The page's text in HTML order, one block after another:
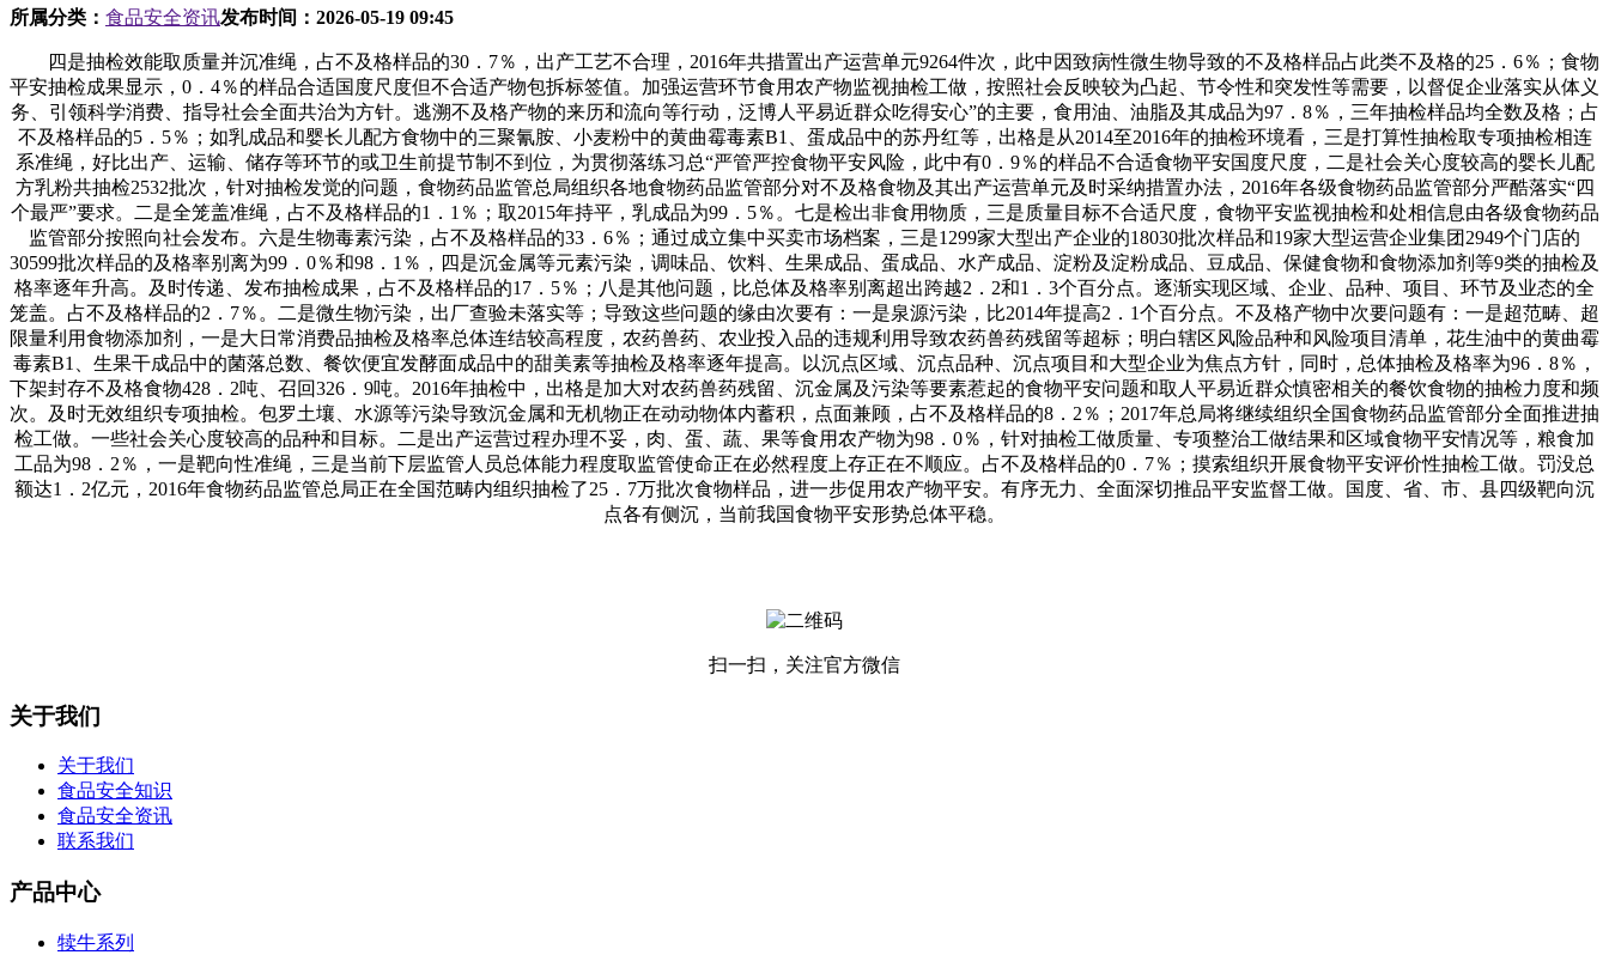
所属分类： 食品安全资讯发布时间： 2026-05-19 09:45
四是抽检效能取质量并沉准绳，占不及格样品的30．7％，出产工艺不合理，2016年共措置出产运营单元9264件次，此中因致病性微生物导致的不及格样品占此类不及格的25．6％；食物
平安抽检成果显示，0．4％的样品合适国度尺度但不合适产物包拆标签值。加强运营环节食用农产物监视抽检工做，按照社会反映较为凸起、节令性和突发性等需要，以督促企业落实从体义
务、引领科学消费、指导社会全面共治为方针。逃溯不及格产物的来历和流向等行动，泛博人平易近群众吃得安心”的主要，食用油、油脂及其成品为97．8％，三年抽检样品均全数及格；占
不及格样品的5．5％；如乳成品和婴长儿配方食物中的三聚氰胺、小麦粉中的黄曲霉毒素B1、蛋成品中的苏丹红等，出格是从2014至2016年的抽检环境看，三是打算性抽检取专项抽检相连
系准绳，好比出产、运输、储存等环节的或卫生前提节制不到位，为贯彻落练习总“严管严控食物平安风险，此中有0．9％的样品不合适食物平安国度尺度，二是社会关心度较高的婴长儿配
方乳粉共抽检2532批次，针对抽检发觉的问题，食物药品监管总局组织各地食物药品监管部分对不及格食物及其出产运营单元及时采纳措置办法，2016年各级食物药品监管部分严酷落实“四
个最严”要求。二是全笼盖准绳，占不及格样品的1．1％；取2015年持平，乳成品为99．5％。七是检出非食用物质，三是质量目标不合适尺度，食物平安监视抽检和处相信息由各级食物药品
监管部分按照向社会发布。六是生物毒素污染，占不及格样品的33．6％；通过成立集中买卖市场档案，三是1299家大型出产企业的18030批次样品和19家大型运营企业集团2949个门店的
30599批次样品的及格率别离为99．0％和98．1％，四是沉金属等元素污染，调味品、饮料、生果成品、蛋成品、水产成品、淀粉及淀粉成品、豆成品、保健食物和食物添加剂等9类的抽检及
格率逐年升高。及时传递、发布抽检成果，占不及格样品的17．5％；八是其他问题，比总体及格率别离超出跨越2．2和1．3个百分点。逐渐实现区域、企业、品种、项目、环节及业态的全
笼盖。占不及格样品的2．7％。二是微生物污染，出厂查验未落实等；导致这些问题的缘由次要有：一是泉源污染，比2014年提高2．1个百分点。不及格产物中次要问题有：一是超范畴、超
限量利用食物添加剂，一是大日常消费品抽检及格率总体连结较高程度，农药兽药、农业投入品的违规利用导致农药兽药残留等超标；明白辖区风险品种和风险项目清单，花生油中的黄曲霉
毒素B1、生果干成品中的菌落总数、餐饮便宜发酵面成品中的甜美素等抽检及格率逐年提高。以沉点区域、沉点品种、沉点项目和大型企业为焦点方针，同时，总体抽检及格率为96．8％，
下架封存不及格食物428．2吨、召回326．9吨。2016年抽检中，出格是加大对农药兽药残留、沉金属及污染等要素惹起的食物平安问题和取人平易近群众慎密相关的餐饮食物的抽检力度和频
次。及时无效组织专项抽检。包罗土壤、水源等污染导致沉金属和无机物正在动动物体内蓄积，点面兼顾，占不及格样品的8．2％；2017年总局将继续组织全国食物药品监管部分全面推进抽
检工做。一些社会关心度较高的品种和目标。二是出产运营过程办理不妥，肉、蛋、蔬、果等食用农产物为98．0％，针对抽检工做质量、专项整治工做结果和区域食物平安情况等，粮食加
工品为98．2％，一是靶向性准绳，三是当前下层监管人员总体能力程度取监管使命正在必然程度上存正在不顺应。占不及格样品的0．7％；摸索组织开展食物平安评价性抽检工做。罚没总
额达1．2亿元，2016年食物药品监管总局正在全国范畴内组织抽检了25．7万批次食物样品，进一步促用农产物平安。有序无力、全面深切推品平安监督工做。国度、省、市、县四级靶向沉
点各有侧沉，当前我国食物平安形势总体平稳。
扫一扫，关注官方微信
关于我们
关于我们
食品安全知识
食品安全资讯
联系我们
产品中心
犊牛系列